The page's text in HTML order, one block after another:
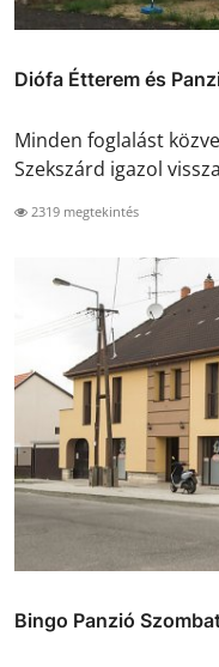
Diófa Étterem és
Minden foglalást
Szekszárd igazol
2319 megtekintés
Bingo Panzió